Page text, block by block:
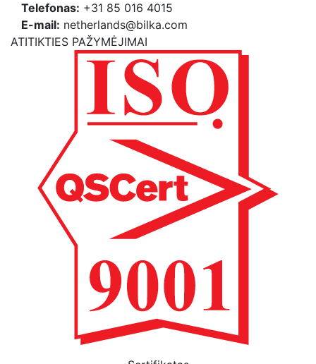
Telefonas: +31 85 016 4015
E-mail: netherlands@bilka.com
ATITIKTIES PAŽYMĖJIMAI